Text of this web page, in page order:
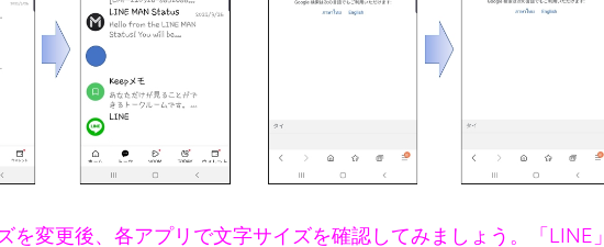
を変更後、各アプリで文字サイズを確認してみましょう。「LINE」